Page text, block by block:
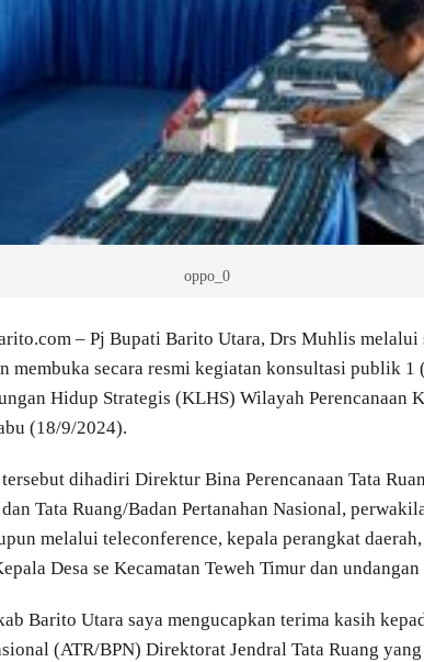
oppo_0
– Pj Bupati Barito Utara, Drs Muhlis
membuka secara resmi kegiatan konsultasi publik 1
Hidup Strategis (KLHS) Wilayah Perencanaan
(18/9/2024).
dihadiri Direktur Bina Perencanaan Tata
Tata Ruang/Badan Pertanahan Nasional,
melalui teleconference, kepala perangkat
Desa se Kecamatan Teweh Timur dan
Barito Utara saya mengucapkan terima kasih
(ATR/BPN) Direktorat Jendral Tata Ruang